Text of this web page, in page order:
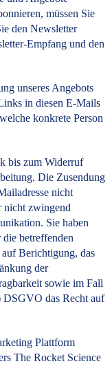
müssen Sie
den Newsletter
Empfang und den
unseres Angebots
in diesen E-Mails
konkrete Person
bis zum Widerruf
Die Zusendung
nicht
nicht zwingend
Sie haben
betreffenden
auf Berichtigung, das
der
sowie im Fall
DSGVO das Recht auf
Plattform
The Rocket Science